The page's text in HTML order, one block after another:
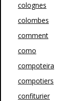
colognes
colombes
comment
como
compoteira
compotiers
confiturier